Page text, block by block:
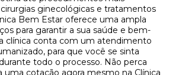
ginecológicas e tratamentos
Bem Estar oferece uma ampla
para garantir a sua saúde e bem-
clínica conta com um atendimento
para que você se sinta
todo o processo. Não perca
uma cotação agora mesmo na Clínica